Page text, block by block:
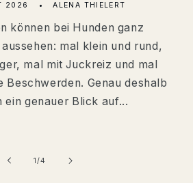
2026 ALENA THIELERT
können bei Hunden ganz
mal klein und rund,
mal mit Juckreiz und mal
Beschwerden. Genau deshalb
ein genauer Blick auf...
1 /von
4